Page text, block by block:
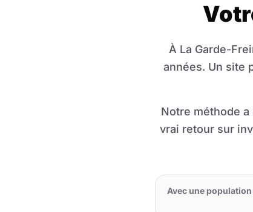
À La Garde-
années. Un site
Notre méthode
vrai retour sur
Avec une population